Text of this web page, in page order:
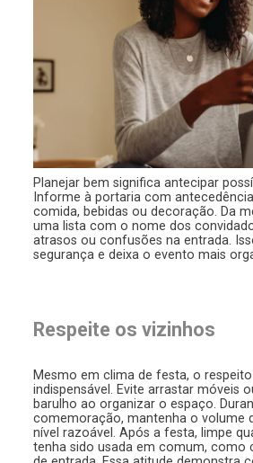
Planejar bem significa antecipar
Informe à portaria com
comida, bebidas ou decoração. Da
uma lista com o nome dos
atrasos ou confusões na entrada.
segurança e deixa o evento mais
Respeite os vizinhos
Mesmo em clima de festa, o
indispensável. Evite arrastar móveis
barulho ao organizar o espaço.
comemoração, mantenha o volume
nível razoável. Após a festa, limpe
tenha sido usada em comum, como